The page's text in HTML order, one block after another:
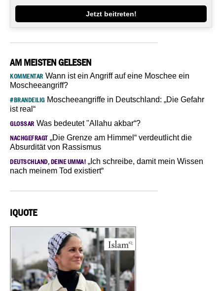
Jetzt beitreten!
AM MEISTEN GELESEN
KOMMENTAR Wann ist ein Angriff auf eine Moschee ein
Moscheeangriff?
#BRANDEILIGMoscheeangriffe in Deutschland: „Die Gefahr
ist real“
GLOSSAR Was bedeutet "Allahu akbar“?
NACHGEFRAGT„Die Grenze am Himmel“ verdeutlicht die
Absurdität von Rassismus
DEUTSCHLAND, DEINE UMMA! „Ich schreibe, damit mein Wissen
nach meinem Tod existiert“
IQUOTE